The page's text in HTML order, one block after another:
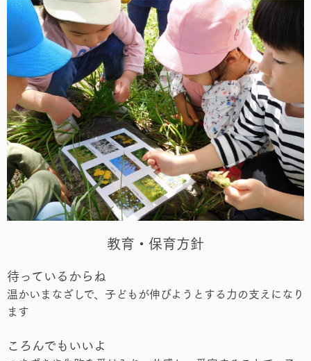
教育・保育方針
待っているからね
温かいまなざしで、子どもが伸びようとする力の支えになり
ます
ころんでもいいよ